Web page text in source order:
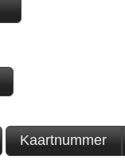
Kaartnummer